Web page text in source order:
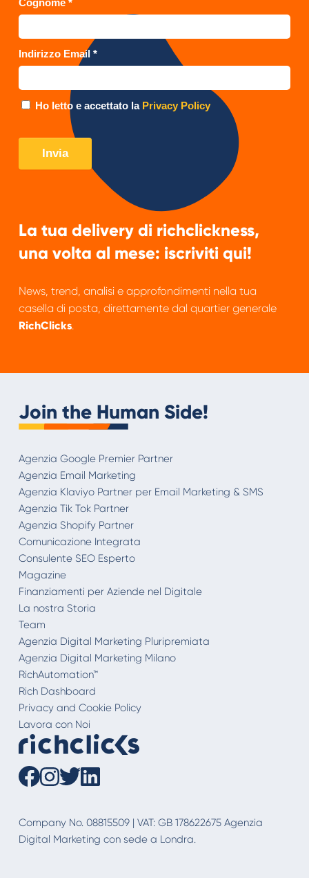
La tua delivery di richclickness,
una volta al mese: iscriviti qui!
News, trend, analisi e approfondimenti nella tua
casella di posta, direttamente dal quartier generale
RichClicks.
Join the Human Side!
Agenzia Google Premier Partner
Agenzia Email Marketing
Agenzia Klaviyo Partner per Email Marketing & SMS
Agenzia Tik Tok Partner
Agenzia Shopify Partner
Comunicazione Integrata
Consulente SEO Esperto
Magazine
Finanziamenti per Aziende nel Digitale
La nostra Storia
Team
Agenzia Digital Marketing Pluripremiata
Agenzia Digital Marketing Milano
RichAutomation™
Rich Dashboard
Privacy and Cookie Policy
Lavora con Noi
Company No. 08815509 | VAT: GB 178622675 Agenzia
Digital Marketing con sede a Londra.